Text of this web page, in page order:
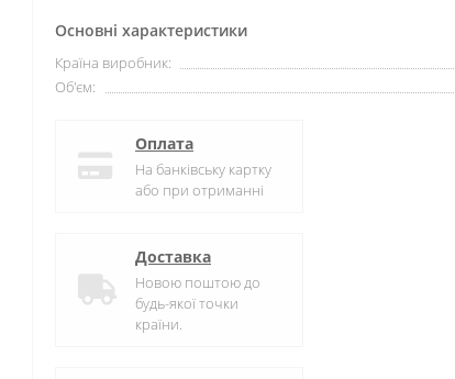
Основні характеристики
Країна виробник:
Об'єм:
Оплата
На банківську картку
або при отриманні
Доставка
Новою поштою до
будь-якої точки
країни.